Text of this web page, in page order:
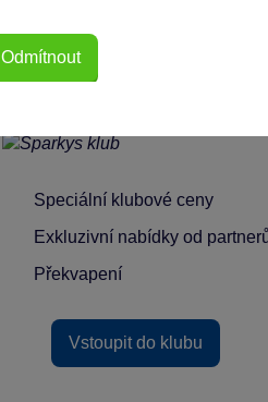
Speciální klubové ceny
Exkluzivní nabídky od
Překvapení
Vstoupit do klubu
Odmítnout